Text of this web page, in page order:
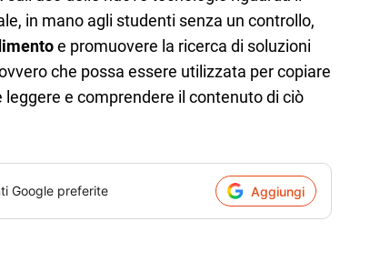
in mano agli studenti senza un controllo,
e promuovere la ricerca di soluzioni
che possa essere utilizzata per copiare
e comprendere il contenuto di ciò
Google preferite Aggiungi